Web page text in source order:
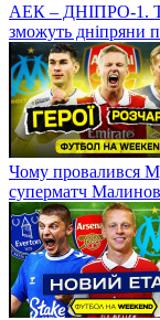
АЕК – ДНІПРО-1.
зможуть дніпряни
Чому провалився
суперматч